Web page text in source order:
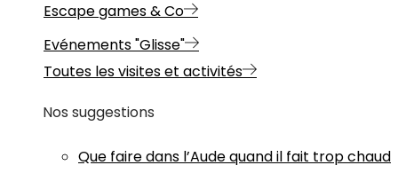
Escape games & Co
Evénements "Glisse"
Toutes les visites et activités
Nos suggestions
Que faire dans l’Aude quand il fait trop chaud